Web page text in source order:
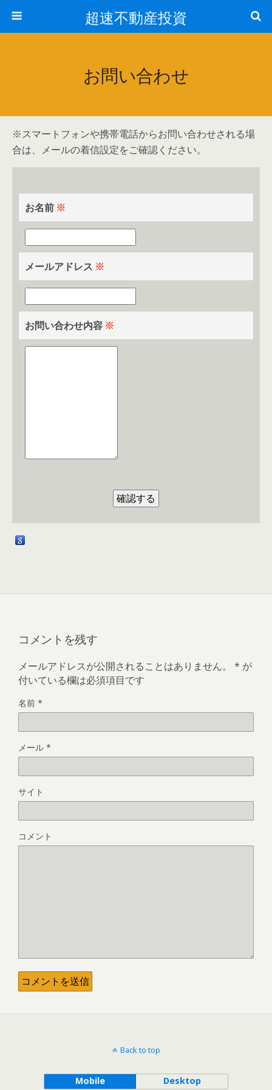
超速不動産投資
お問い合わせ
※スマートフォンや携帯電話からお問い合わせされる場
合は、メールの着信設定をご確認ください。
お名前 ※
メールアドレス ※
お問い合わせ内容 ※
コメントを残す
メールアドレスが公開されることはありません。 * が
付いている欄は必須項目です
名前 *
メール *
サイト
コメント
Back to top
Mobile Desktop